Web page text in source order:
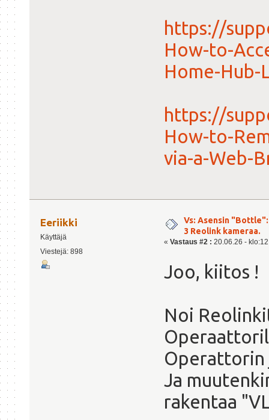
https://
How-to-
Home-Hub-
https://
How-to-
via-a-Web-
Eeriikki
Käyttäjä
Viestejä: 898
Vs: Asensin
3 Reolink kameraa.
« Vastaus #2 : 20.06.26 -
Joo, kiitos !
Noi
Operattorin
Ja
rakentaa